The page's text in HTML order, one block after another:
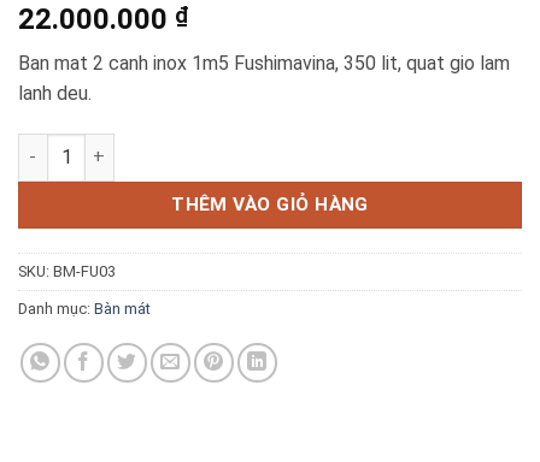
Báo giá miễn phí →
22.000.000 ₫
Ban mat 2 canh inox 1m5 Fushimavina, 350 lit, quat gio lam
lanh deu.
Bàn Mát 2 Cánh Inox 1m5 Quạt Gió Fushimavina số lượng
THÊM VÀO GIỎ HÀNG
SKU: BM-FU03
Danh mục: Bàn mát